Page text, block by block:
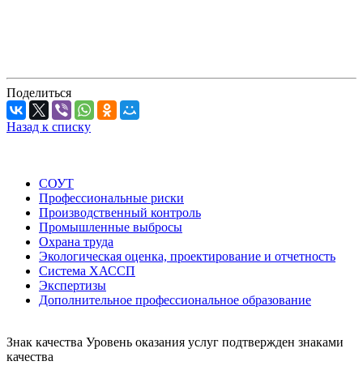
Поделиться
Назад к списку
СОУТ
Профессиональные риски
Производственный контроль
Промышленные выбросы
Охрана труда
Экологическая оценка, проектирование и отчетность
Система ХАССП
Экспертизы
Дополнительное профессиональное образование
Знак качества Уровень оказания услуг подтвержден знаками
качества